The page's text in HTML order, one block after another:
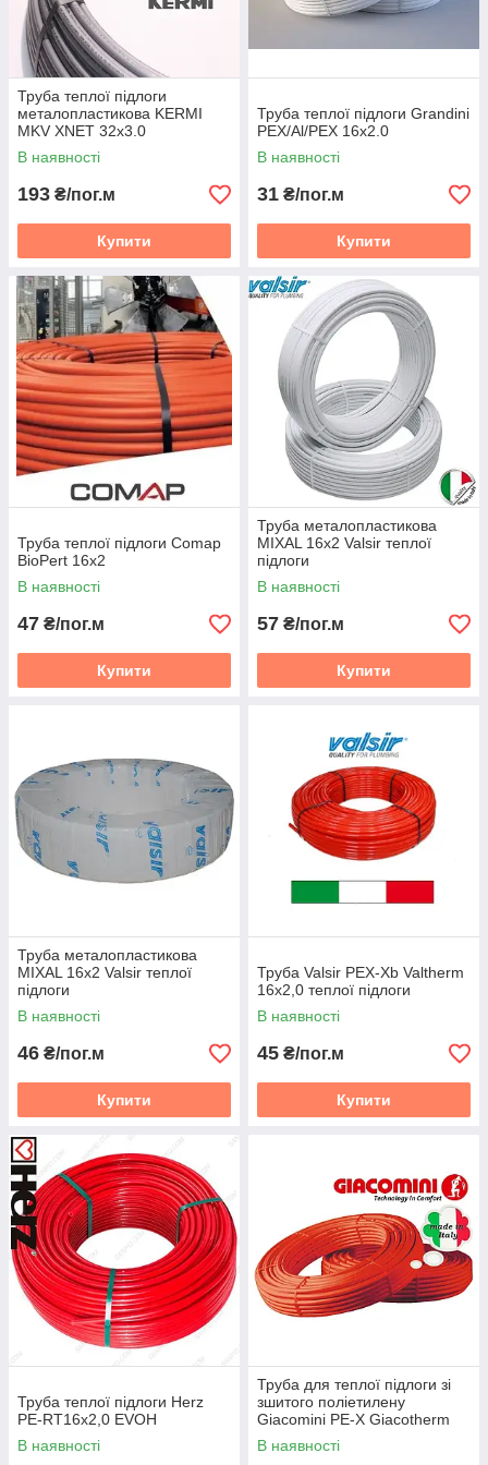
Труба теплої підлоги
металопластикова KERMI
MKV XNET 32х3.0
В наявності
193 ₴/пог.м
Купити
Труба теплої підлоги Grandini
PEX/Al/PEX 16х2.0
В наявності
31 ₴/пог.м
Купити
Труба теплої підлоги Comap
BioPert 16х2
В наявності
47 ₴/пог.м
Купити
Труба металопластикова
MIXAL 16х2 Valsir теплої
підлоги
В наявності
57 ₴/пог.м
Купити
Труба металопластикова
MIXAL 16х2 Valsir теплої
підлоги
В наявності
46 ₴/пог.м
Купити
Труба Valsir PEX-Xb Valtherm
16х2,0 теплої підлоги
В наявності
45 ₴/пог.м
Купити
Труба теплої підлоги Herz
PE-RT16x2,0 EVOH
В наявності
Труба для теплої підлоги зі
зшитого поліетилену
Giacomini PE-X Giacotherm
16x2 R996T 16х2,0
В наявності